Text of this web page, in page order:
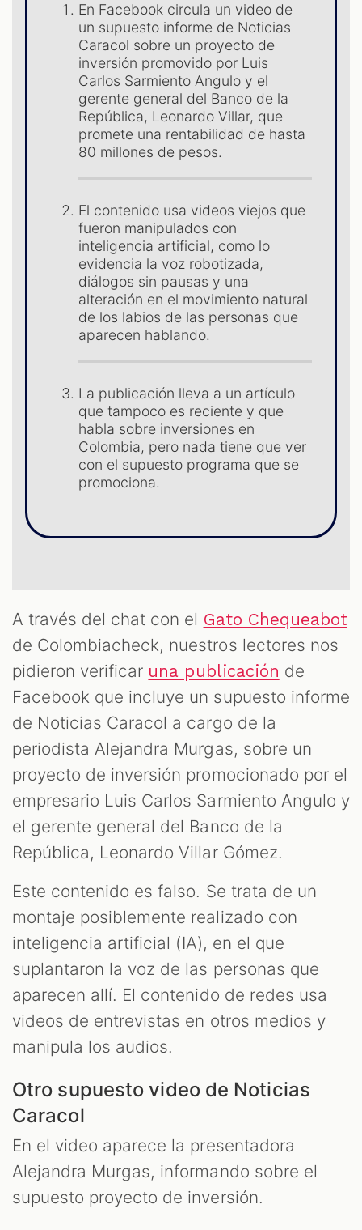
En Facebook circula un video de
un supuesto informe de Noticias
Caracol sobre un proyecto de
inversión promovido por Luis
Carlos Sarmiento Angulo y el
gerente general del Banco de la
República, Leonardo Villar, que
promete una rentabilidad de hasta
80 millones de pesos.
El contenido usa videos viejos que
fueron manipulados con
inteligencia artificial, como lo
evidencia la voz robotizada,
diálogos sin pausas y una
alteración en el movimiento natural
de los labios de las personas que
aparecen hablando.
La publicación lleva a un artículo
que tampoco es reciente y que
habla sobre inversiones en
Colombia, pero nada tiene que ver
con el supuesto programa que se
promociona.
A través del chat con el Gato Chequeabot
de Colombiacheck, nuestros lectores nos
pidieron verificar una publicación de
Facebook que incluye un supuesto informe
de Noticias Caracol a cargo de la
periodista Alejandra Murgas, sobre un
proyecto de inversión promocionado por el
empresario Luis Carlos Sarmiento Angulo y
el gerente general del Banco de la
República, Leonardo Villar Gómez.
Este contenido es falso. Se trata de un
montaje posiblemente realizado con
inteligencia artificial (IA), en el que
suplantaron la voz de las personas que
aparecen allí. El contenido de redes usa
videos de entrevistas en otros medios y
manipula los audios.
Otro supuesto video de Noticias
Caracol
En el video aparece la presentadora
Alejandra Murgas, informando sobre el
supuesto proyecto de inversión.